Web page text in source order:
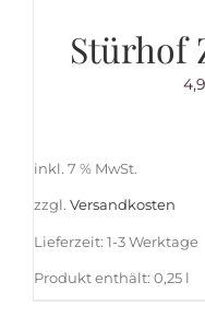
Stürhof
inkl. 7 % MwSt.
zzgl. Versandkosten
Lieferzeit: 1-3 Werktage
Produkt enthält: 0,25 l